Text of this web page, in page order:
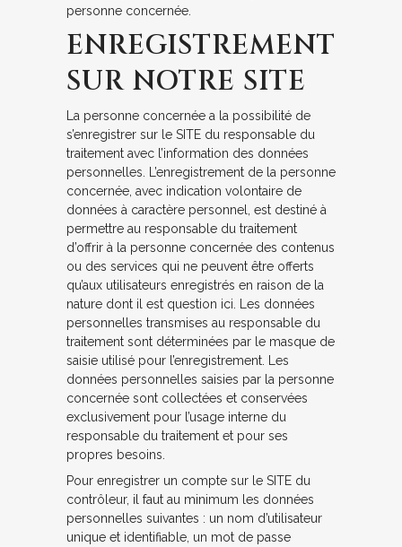
personne concernée.
ENREGISTREMENT
SUR NOTRE SITE
La personne concernée a la possibilité de
s’enregistrer sur le SITE du responsable du
traitement avec l’information des données
personnelles. L’enregistrement de la personne
concernée, avec indication volontaire de
données à caractère personnel, est destiné à
permettre au responsable du traitement
d’offrir à la personne concernée des contenus
ou des services qui ne peuvent être offerts
qu’aux utilisateurs enregistrés en raison de la
nature dont il est question ici. Les données
personnelles transmises au responsable du
traitement sont déterminées par le masque de
saisie utilisé pour l’enregistrement. Les
données personnelles saisies par la personne
concernée sont collectées et conservées
exclusivement pour l’usage interne du
responsable du traitement et pour ses
propres besoins.
Pour enregistrer un compte sur le SITE du
contrôleur, il faut au minimum les données
personnelles suivantes : un nom d’utilisateur
unique et identifiable, un mot de passe